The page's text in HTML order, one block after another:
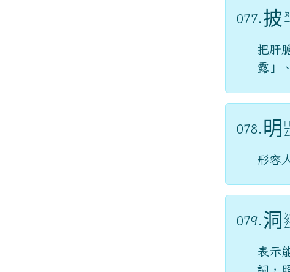
077. 披 ㄆ
ㄧ
把肝
露」
078. 明 ㄇ
ㄧ
ㄥ
形容
079. 洞 ㄉ
ㄨ
ㄥ
表示
詞，